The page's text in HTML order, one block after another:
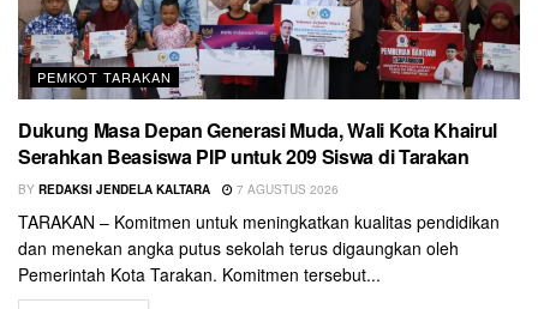
PEMKOT TARAKAN
Dukung Masa Depan Generasi Muda, Wali Kota Khairul
Serahkan Beasiswa PIP untuk 209 Siswa di Tarakan
BY REDAKSI JENDELA KALTARA 7 AGUSTUS 2026
TARAKAN – Komitmen untuk meningkatkan kualitas pendidikan
dan menekan angka putus sekolah terus digaungkan oleh
Pemerintah Kota Tarakan. Komitmen tersebut...